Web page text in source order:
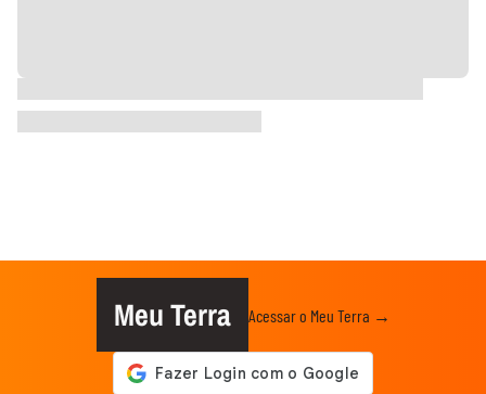
Meu Terra Acessar o Meu Terra →